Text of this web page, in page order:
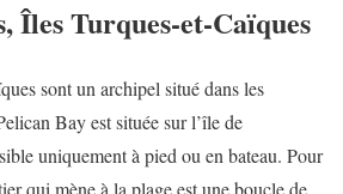
Îles Turques-et-Caïques
sont un archipel situé dans les
Bay est située sur l’île de
uniquement à pied ou en bateau. Pour
qui mène à la plage est une boucle de